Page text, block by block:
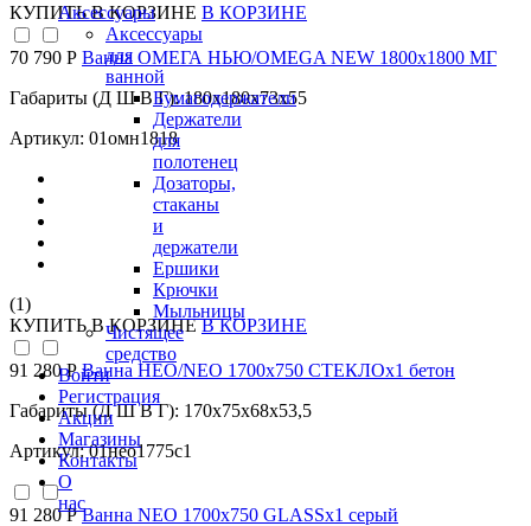
Аксессуары
Аксессуары
для
ванной
Бумагодержатели
Держатели
для
полотенец
Дозаторы,
стаканы
и
держатели
Ершики
Крючки
Мыльницы
Чистящее
средство
Войти
Регистрация
Акции
Магазины
Контакты
О
нас
КУПИТЬ В КОРЗИНЕ В КОРЗИНЕ
70 790 Р Ванна ОМЕГА НЬЮ/OMEGA NEW 1800х1800 МГ
Габариты (Д Ш В Г): 180x180x73x55
Артикул: 01омн1818
(1)
КУПИТЬ В КОРЗИНЕ В КОРЗИНЕ
91 280 РВанна НЕО/NEO 1700х750 СТЕКЛОх1 бетон
Габариты (Д Ш В Г): 170x75x68x53,5
Артикул: 01нео1775с1
91 280 РВанна NEO 1700х750 GLASSх1 серый